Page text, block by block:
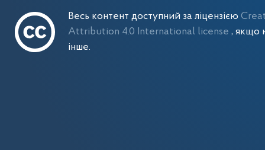
Весь контент доступний за ліцензією
Attribution 4.0 International license , якщо
інше.